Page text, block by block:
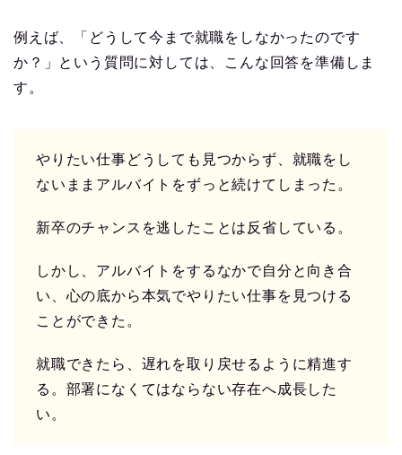
例えば、「どうして今まで就職をしなかったのです
か？」という質問に対しては、こんな回答を準備しま
す。
やりたい仕事どうしても見つからず、就職をし
ないままアルバイトをずっと続けてしまった。
新卒のチャンスを逃したことは反省している。
しかし、アルバイトをするなかで自分と向き合
い、心の底から本気でやりたい仕事を見つける
ことができた。
就職できたら、遅れを取り戻せるように精進す
る。部署になくてはならない存在へ成長した
い。